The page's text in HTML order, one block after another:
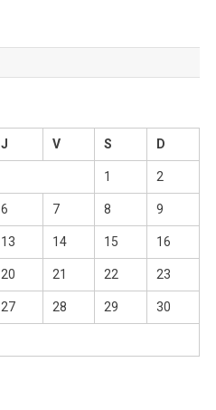
J V S D
1 2
6 7 8 9
13 14 15 16
20 21 22 23
27 28 29 30